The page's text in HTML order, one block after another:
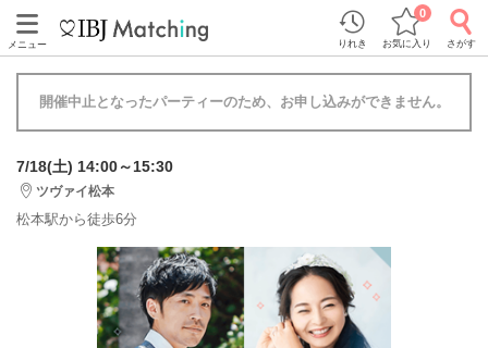
メニュー りれき お気に入り
0
さがす
開催中止となったパーティーのため、お申し込みができません。
7/18(土) 14:00～15:30
ツヴァイ松本
松本駅から徒歩6分